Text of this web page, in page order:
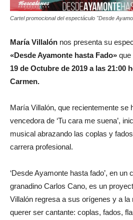
Cartel promocional del espectáculo "Desde
María Villalón nos presenta su
«Desde Ayamonte hasta Fado» que
19 de Octubre de 2019 a las 21:00
Carmen.
María Villalón, que recientemente se
vencedora de ‘Tu cara me suena’,
musical abrazando las coplas y
carrera profesional.
‘Desde Ayamonte hasta fado’, en
granadino Carlos Cano, es un
Villalón regresa a sus orígenes y a la
querer ser cantante: coplas, fados,